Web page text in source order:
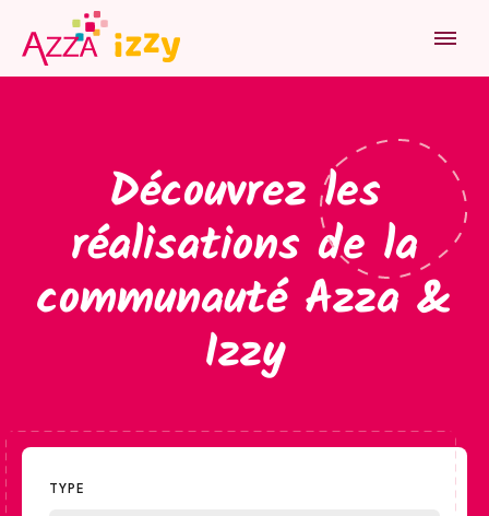
PRODUITS
INSPIRATION
ATELIER
QUI SOMMES-NOUS
Découvrez les
réalisations de la
communauté Azza &
Izzy
TYPE